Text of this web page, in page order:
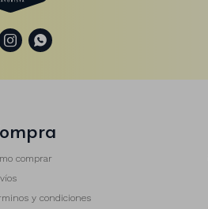
 
comprar
y condiciones